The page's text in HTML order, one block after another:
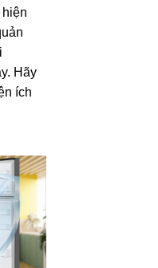
Hãy
ích